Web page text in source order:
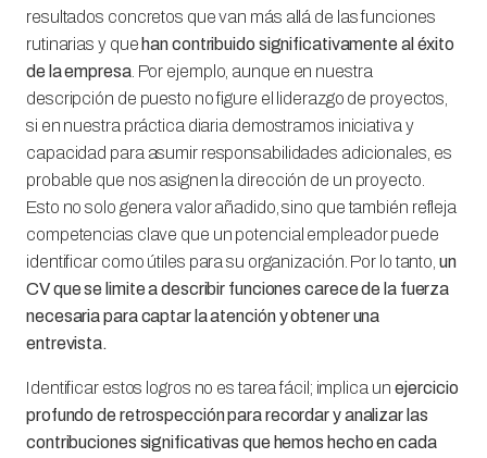
resultados concretos que van más allá de las funciones
rutinarias y que han contribuido significativamente al éxito
de la empresa. Por ejemplo, aunque en nuestra
descripción de puesto no figure el liderazgo de proyectos,
si en nuestra práctica diaria demostramos iniciativa y
capacidad para asumir responsabilidades adicionales, es
probable que nos asignen la dirección de un proyecto.
Esto no solo genera valor añadido, sino que también refleja
competencias clave que un potencial empleador puede
identificar como útiles para su organización. Por lo tanto, un
CV que se limite a describir funciones carece de la fuerza
necesaria para captar la atención y obtener una
entrevista.
Identificar estos logros no es tarea fácil; implica un ejercicio
profundo de retrospección para recordar y analizar las
contribuciones significativas que hemos hecho en cada